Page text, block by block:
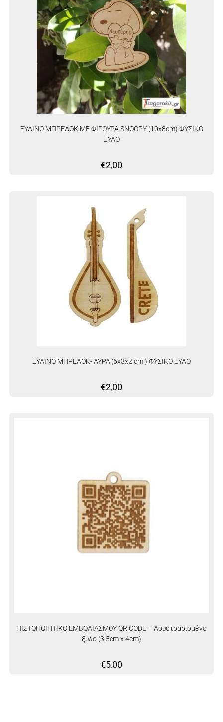
ΞΥΛΙΝΟ ΜΠΡΕΛΟΚ ΜΕ ΦΙΓΟΥΡΑ SNOOPY (10x8cm) ΦΥΣΙΚΟ
ΞΥΛΟ
€2,00
ΞΥΛΙΝΟ ΜΠΡΕΛΟΚ- ΛΥΡΑ (6x3x2 cm ) ΦΥΣΙΚΟ ΞΥΛΟ
€2,00
ΠΙΣΤΟΠΟΙΗΤΙΚΟ ΕΜΒΟΛΙΑΣΜΟΥ QR CODE – Λουστραρισμένο
ξύλο (3,5cm x 4cm)
€5,00